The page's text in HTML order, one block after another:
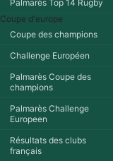
Palmarès Top 14 Rugby
Coupe d'europe
Coupe des champions
Challenge Européen
Palmarès Coupe des
champions
Palmarès Challenge
Europeen
Résultats des clubs
français